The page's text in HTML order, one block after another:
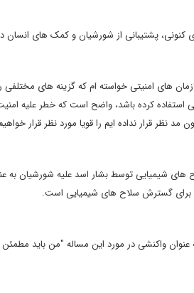
کنونی، پشتیبانی از شورشیان و کمک های انسان
های امنیتی خواسته ام که گزینه های مختلفی
کرده باشد، واضح است که خطر علیه
نظر قرار نداده ایم را قویا مورد نظر قرار
شیمیایی توسط بشار اسد علیه شورشیان
برای گسترش سلاح های شیمیایی است.
عنوان واکنشی در مورد این مساله "من باید مطمئن